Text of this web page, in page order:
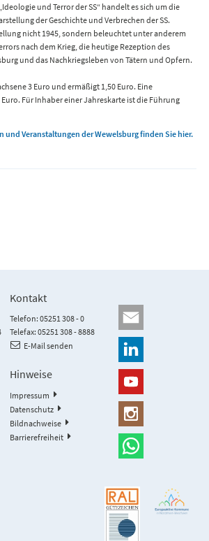
und Terror der SS“ handelt es sich um die
der Geschichte und Verbrechen der SS.
nicht 1945, sondern beleuchtet unter anderem
nach dem Krieg, die heutige Rezeption des
und das Nachkriegsleben von Tätern und Opfern.
3 Euro und ermäßigt 1,50 Euro. Eine
Für Inhaber einer Jahreskarte ist die Führung
und Veranstaltungen der Wewelsburg finden Sie hier.
Kontakt
Telefon: 05251 308 - 0
Telefax: 05251 308 - 8888
E-Mail senden
Hinweise
Impressum
Datenschutz
Bildnachweise
Barrierefreiheit